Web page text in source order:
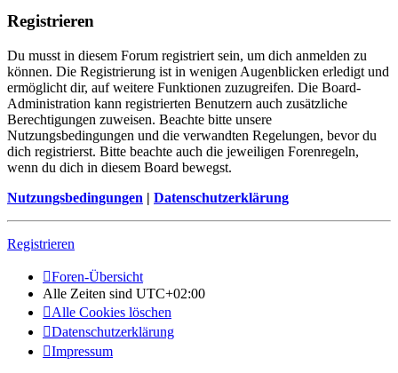
Registrieren
Du musst in diesem Forum registriert sein, um dich anmelden zu
können. Die Registrierung ist in wenigen Augenblicken erledigt und
ermöglicht dir, auf weitere Funktionen zuzugreifen. Die Board-
Administration kann registrierten Benutzern auch zusätzliche
Berechtigungen zuweisen. Beachte bitte unsere
Nutzungsbedingungen und die verwandten Regelungen, bevor du
dich registrierst. Bitte beachte auch die jeweiligen Forenregeln,
wenn du dich in diesem Board bewegst.
Nutzungsbedingungen | Datenschutzerklärung
Registrieren
Foren-Übersicht
Alle Zeiten sind UTC+02:00
Alle Cookies löschen
Datenschutzerklärung
Impressum